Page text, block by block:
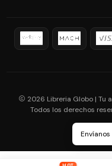
HOT
2026 Libreria Globo | Tu
Todos los derechos